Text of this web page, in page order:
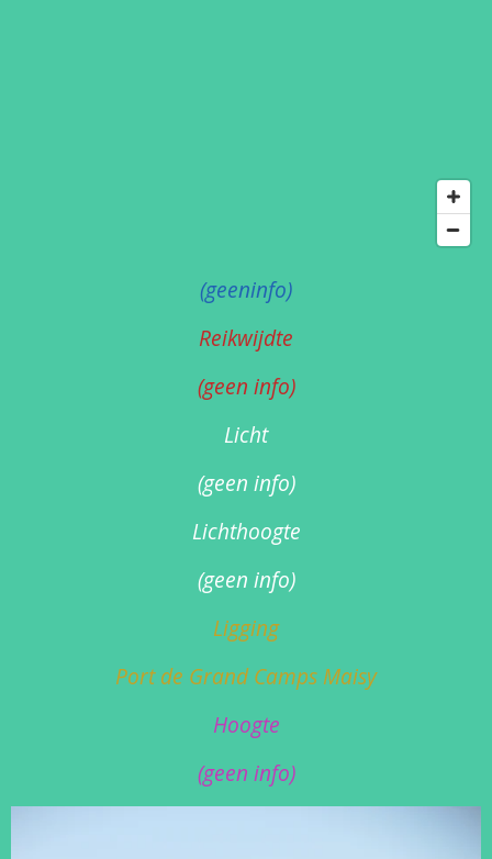
(geeninfo)
Reikwijdte
(geen info)
Licht
(geen info)
Lichthoogte
(geen info)
Ligging
Port de Grand Camps Maisy
Hoogte
(geen info)